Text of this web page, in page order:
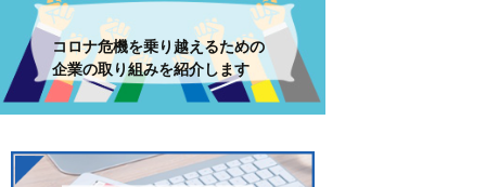
コロナ危機を乗り越えるための
企業の取り組みを紹介します